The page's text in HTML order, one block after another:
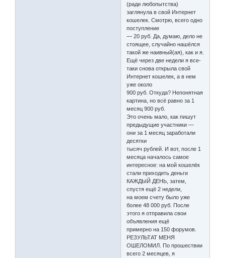
(ради любопытства)
заглянула в свой Интернет
кошелек. Смотрю, всего одно
поступление
— 20 руб. Да, думаю, дело не
стоящее, случайно нашёлся
такой же наивный(ая), как и я.
Ещё через две недели я все-
таки снова открыла свой
Интернет кошелек, а в нем
уже около
900 руб. Откуда? Непонятная
картина, но всё равно за 1
месяц 900 руб.
Это очень мало, как пишут
предыдущие участники —
они за 1 месяц заработали
десятки
тысяч рублей. И вот, после 1
месяца началось самое
интересное: на мой кошелёк
стали приходить деньги
КАЖДЫЙ ДЕНЬ, затем,
спустя ещё 2 недели,
на моем счету было уже
более 48 000 руб. После
этого я отправила свои
объявления ещё
примерно на 150 форумов.
РЕЗУЛЬТАТ МЕНЯ
ОШЕЛОМИЛ. По прошествии
всего 2 месяцев, я